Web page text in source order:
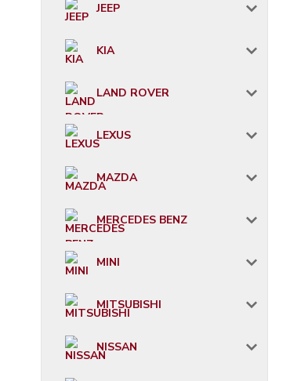
JEEP
KIA
LAND ROVER
LEXUS
MAZDA
MERCEDES BENZ
MINI
MITSUBISHI
NISSAN